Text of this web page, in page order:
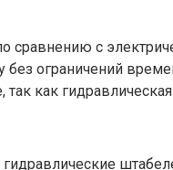
сравнению с
ограничений
как